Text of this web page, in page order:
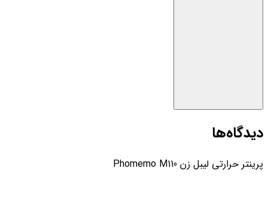
دیدگاه‌ها
پرینتر حرارتی لیبل زن Phomemo M110